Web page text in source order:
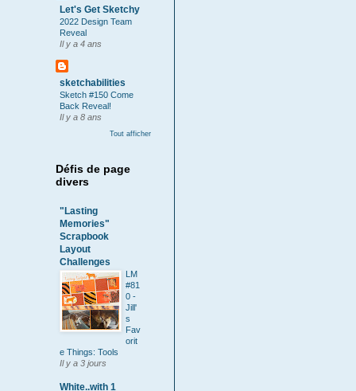
Let's Get Sketchy
2022 Design Team
Reveal
Il y a 4 ans
sketchabilities
Sketch #150 Come
Back Reveal!
Il y a 8 ans
Tout afficher
Défis de page
divers
"Lasting
Memories"
Scrapbook
Layout
Challenges
LM
#81
0 -
Jill'
s
Fav
orit
e Things: Tools
Il y a 3 jours
White..with 1